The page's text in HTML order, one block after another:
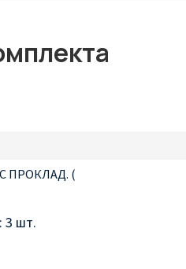
ПРОКЛАД. (
3 шт.